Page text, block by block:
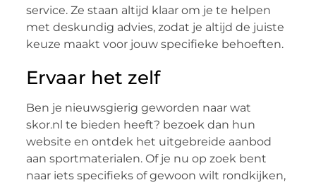
service. Ze staan altijd klaar om je te helpen
met deskundig advies, zodat je altijd de juiste
keuze maakt voor jouw specifieke behoeften.
Ervaar het zelf
Ben je nieuwsgierig geworden naar wat
skor.nl te bieden heeft? bezoek dan hun
website en ontdek het uitgebreide aanbod
aan sportmaterialen. Of je nu op zoek bent
naar iets specifieks of gewoon wilt rondkijken,